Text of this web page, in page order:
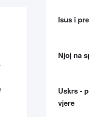
Isus i
Njoj na
Uskrs -
vjere